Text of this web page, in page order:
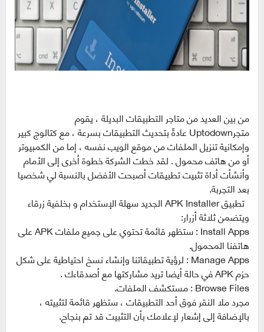
من بين العديد من متاجر التطبيقات البديلة ، يقوم
متجرUptodown عادةً بتحديث التطبيقات بسرعة ، مع كتالوج كبير
وإمكانية تنزيل الملفات من موقع الويب نفسه ، إما من الكمبيوتر
أو من هاتف محمول . لقد خطت الشركة خطوة أخرى إلى الأمام
وأنشأت أداة تثبيت تطبيقات أصبحت الأفضل بالنسبة لي شخصيا
بعد التجربة.
تطبيق APK Installer الجديد سهلة الإستخدام و بخلفية زرقاء
ويتضمن ثلاثة أزرار:
Install Apps : ستظهر قائمة تحتوي على جميع ملفات APK على
هاتفنا المحمول.
Manage Apps : لرؤية تطبيقاتنا وإنشاء نسخ احتياطية على شكل
حزم APK في حالة أيضا تريد مشاركتها مع أصدقاءك .
Browse Files : مستكشف الملفات.
مجرد ملا النقر فوق أحد التطبيقات ، ستظهر قائمة لتثبيته ،
بالإضافة إلى إشعار لإعلامك بأن التثبيت قد تم بنجاح.